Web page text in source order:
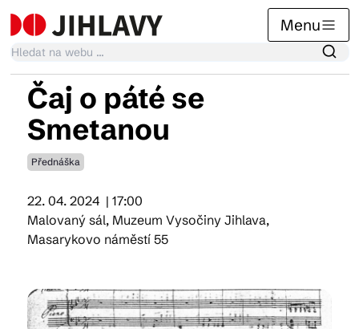
Menu
Kalendář akcí
Tradiční akce
Články
Suvenýry
Čaj o páté se
Smetanou
Přednáška
22. 04. 2024 | 17:00
Malovaný sál, Muzeum Vysočiny Jihlava,
Masarykovo náměstí 55